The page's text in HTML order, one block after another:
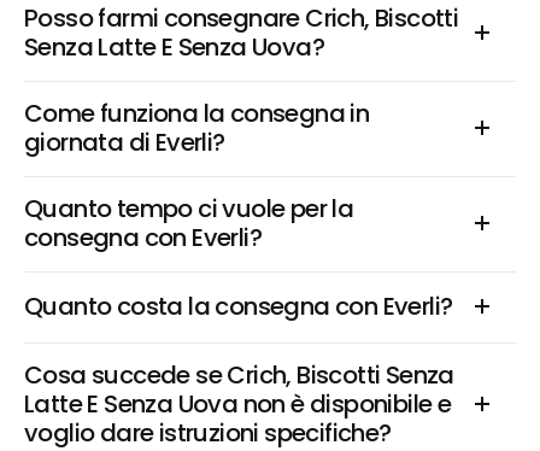
Posso farmi consegnare Crich, Biscotti
Senza Latte E Senza Uova?
Come funziona la consegna in
giornata di Everli?
Quanto tempo ci vuole per la
consegna con Everli?
Quanto costa la consegna con Everli?
Cosa succede se Crich, Biscotti Senza
Latte E Senza Uova non è disponibile e
voglio dare istruzioni specifiche?